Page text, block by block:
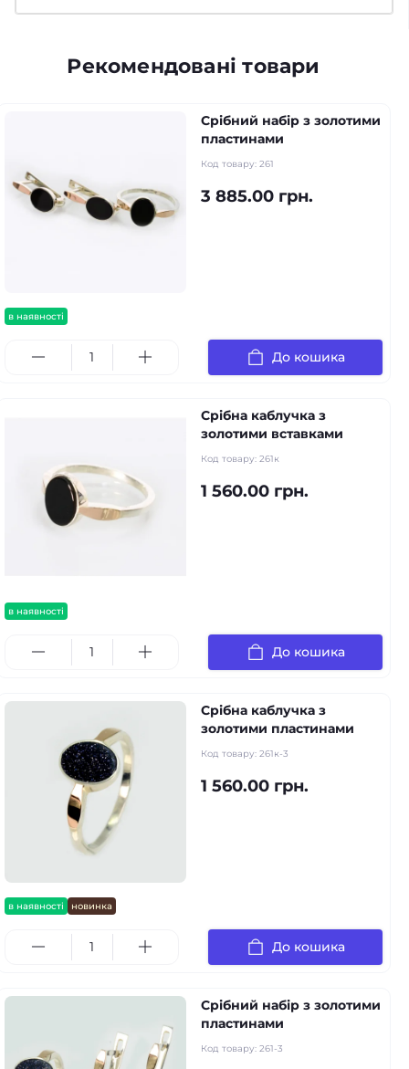
Рекомендовані товари
в наявності
Срібний набір з золотими
пластинами
Код товару: 261
3 885.00 грн.
До кошика
в наявності
Срібна каблучка з
золотими вставками
Код товару: 261к
1 560.00 грн.
До кошика
в наявності новинка
Срібна каблучка з
золотими пластинами
Код товару: 261к-3
1 560.00 грн.
До кошика
Срібний набір з золотими
пластинами
Код товару: 261-3